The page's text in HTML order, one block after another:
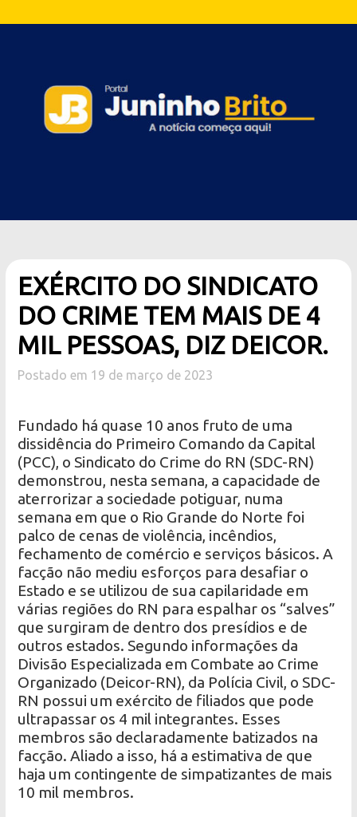
EXÉRCITO DO SINDICATO
DO CRIME TEM MAIS DE 4
MIL PESSOAS, DIZ DEICOR.
Postado em 19 de março de 2023
Fundado há quase 10 anos fruto de uma
dissidência do Primeiro Comando da Capital
(PCC), o Sindicato do Crime do RN (SDC-RN)
demonstrou, nesta semana, a capacidade de
aterrorizar a sociedade potiguar, numa
semana em que o Rio Grande do Norte foi
palco de cenas de violência, incêndios,
fechamento de comércio e serviços básicos. A
facção não mediu esforços para desafiar o
Estado e se utilizou de sua capilaridade em
várias regiões do RN para espalhar os “salves”
que surgiram de dentro dos presídios e de
outros estados. Segundo informações da
Divisão Especializada em Combate ao Crime
Organizado (Deicor-RN), da Polícia Civil, o SDC-
RN possui um exército de filiados que pode
ultrapassar os 4 mil integrantes. Esses
membros são declaradamente batizados na
facção. Aliado a isso, há a estimativa de que
haja um contingente de simpatizantes de mais
10 mil membros.